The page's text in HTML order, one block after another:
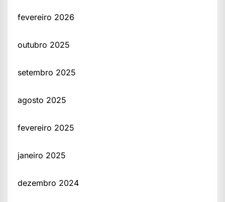
fevereiro 2026
outubro 2025
setembro 2025
agosto 2025
fevereiro 2025
janeiro 2025
dezembro 2024